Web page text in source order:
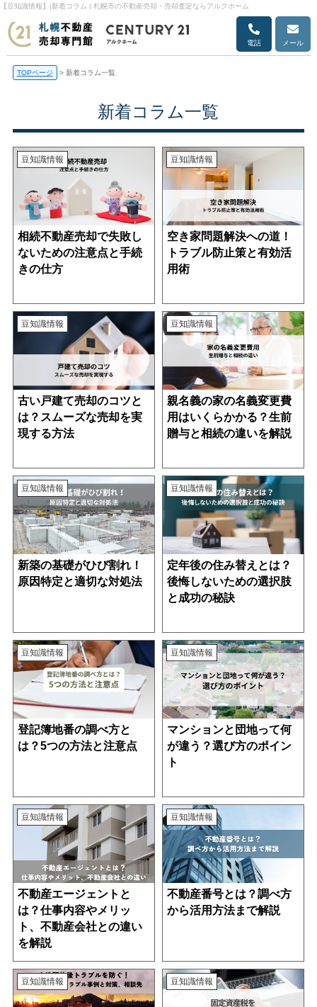
【豆知識情報】|新着コラム | 札幌市の不動産売却・売却査定ならアルクホーム
電話 メール
TOPページ > 新着コラム一覧
新着コラム一覧
豆知識情報
相続不動産売却で失敗し
ないための注意点と手続
きの仕方
豆知識情報
空き家問題解決への道！
トラブル防止策と有効活
用術
豆知識情報
古い戸建て売却のコツと
は？スムーズな売却を実
現する方法
豆知識情報
親名義の家の名義変更費
用はいくらかかる？生前
贈与と相続の違いを解説
豆知識情報
新築の基礎がひび割れ！
原因特定と適切な対処法
豆知識情報
定年後の住み替えとは？
後悔しないための選択肢
と成功の秘訣
豆知識情報
登記簿地番の調べ方と
は？5つの方法と注意点
豆知識情報
マンションと団地って何
が違う？選び方のポイン
ト
豆知識情報
不動産エージェントと
は？仕事内容やメリッ
ト、不動産会社との違い
を解説
豆知識情報
不動産番号とは？調べ方
から活用方法まで解説
豆知識情報 豆知識情報